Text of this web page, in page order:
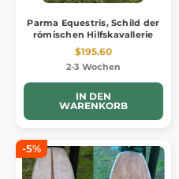
Parma Equestris, Schild der
römischen Hilfskavallerie
$195.60
2-3 Wochen
IN DEN
WARENKORB
-5%